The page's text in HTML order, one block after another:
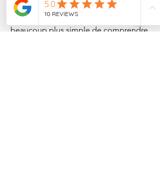
émotion et toute pensée à une
manifestation physique. C'est
beaucoup plus simple de comprendre